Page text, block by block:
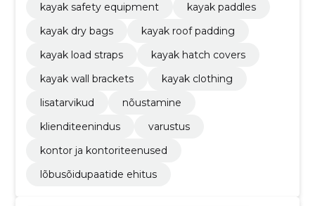
kayak safety equipment
kayak paddles
kayak dry bags
kayak roof padding
kayak load straps
kayak hatch covers
kayak wall brackets
kayak clothing
lisatarvikud
nõustamine
klienditeenindus
varustus
kontor ja kontoriteenused
lõbusõidupaatide ehitus